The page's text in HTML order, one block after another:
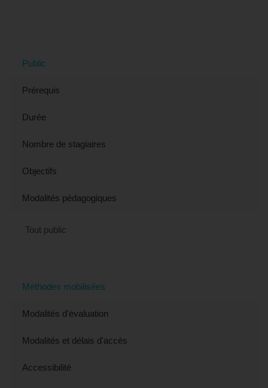
Public
Prérequis
Durée
Nombre de stagiaires
Objectifs
Modalités pédagogiques
Tout public
Méthodes mobilisées
Modalités d'évaluation
Modalités et délais d'accès
Accessibilité